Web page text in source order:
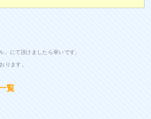
」にて頂けましたら幸いです。
ります。
覧